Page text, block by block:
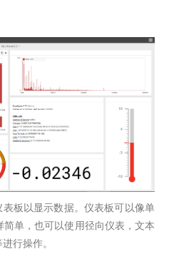
表板以显示数据。仪表板可以像单
单，也可以使用径向仪表，文本
进行操作。